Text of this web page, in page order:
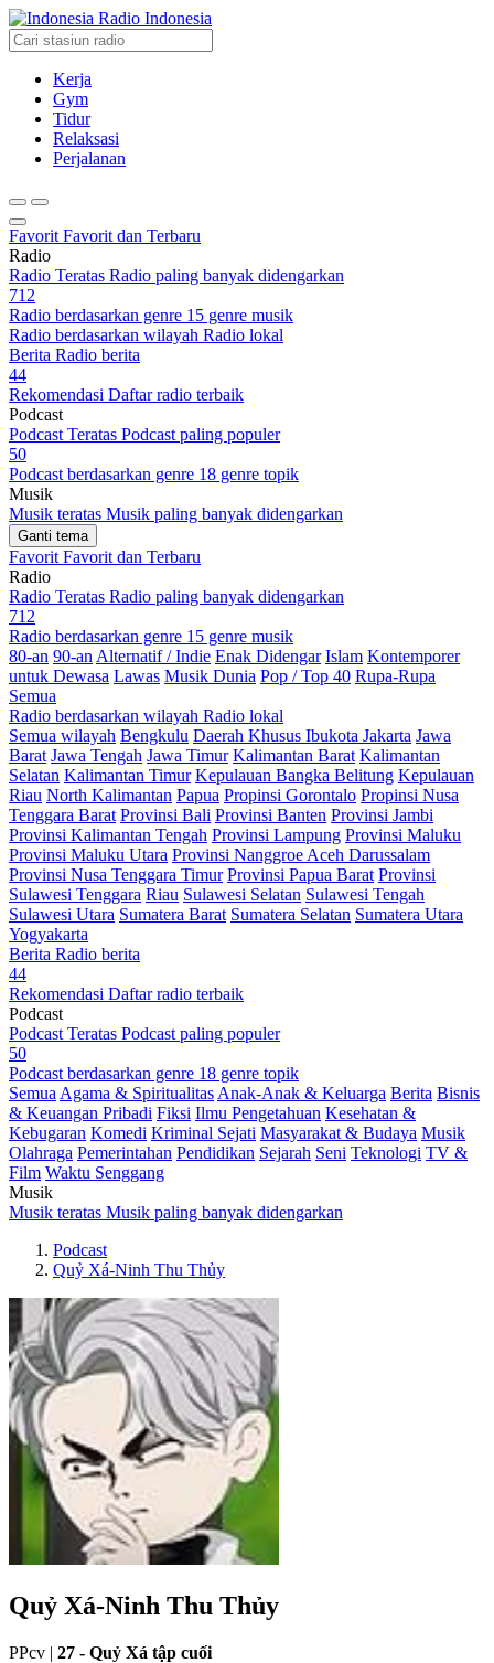
Radio Indonesia
Kerja
Gym
Tidur
Relaksasi
Perjalanan
Favorit Favorit dan Terbaru
Radio
Radio Teratas Radio paling banyak didengarkan
712
Radio berdasarkan genre 15 genre musik
Radio berdasarkan wilayah Radio lokal
Berita Radio berita
44
Rekomendasi Daftar radio terbaik
Podcast
Podcast Teratas Podcast paling populer
50
Podcast berdasarkan genre 18 genre topik
Musik
Musik teratas Musik paling banyak didengarkan
Ganti tema
Favorit Favorit dan Terbaru
Radio
Radio Teratas Radio paling banyak didengarkan
712
Radio berdasarkan genre 15 genre musik
80-an 90-an Alternatif / Indie Enak Didengar Islam Kontemporer
untuk Dewasa Lawas Musik Dunia Pop / Top 40 Rupa-Rupa
Semua
Radio berdasarkan wilayah Radio lokal
Semua wilayah Bengkulu Daerah Khusus Ibukota Jakarta Jawa
Barat Jawa Tengah Jawa Timur Kalimantan Barat Kalimantan
Selatan Kalimantan Timur Kepulauan Bangka Belitung Kepulauan
Riau North Kalimantan Papua Propinsi Gorontalo Propinsi Nusa
Tenggara Barat Provinsi Bali Provinsi Banten Provinsi Jambi
Provinsi Kalimantan Tengah Provinsi Lampung Provinsi Maluku
Provinsi Maluku Utara Provinsi Nanggroe Aceh Darussalam
Provinsi Nusa Tenggara Timur Provinsi Papua Barat Provinsi
Sulawesi Tenggara Riau Sulawesi Selatan Sulawesi Tengah
Sulawesi Utara Sumatera Barat Sumatera Selatan Sumatera Utara
Yogyakarta
Berita Radio berita
44
Rekomendasi Daftar radio terbaik
Podcast
Podcast Teratas Podcast paling populer
50
Podcast berdasarkan genre 18 genre topik
Semua Agama & Spiritualitas Anak-Anak & Keluarga Berita Bisnis
& Keuangan Pribadi Fiksi Ilmu Pengetahuan Kesehatan &
Kebugaran Komedi Kriminal Sejati Masyarakat & Budaya Musik
Olahraga Pemerintahan Pendidikan Sejarah Seni Teknologi TV &
Film Waktu Senggang
Musik
Musik teratas Musik paling banyak didengarkan
Podcast
Quỷ Xá-Ninh Thu Thủy
Quỷ Xá-Ninh Thu Thủy
PPcv | 27 - Quỷ Xá tập cuối